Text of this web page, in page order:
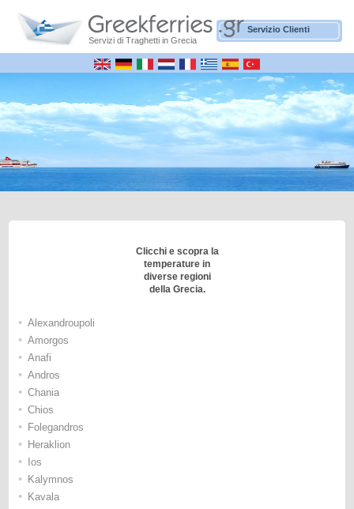
Servizi di Traghetti in Grecia
Servizio Clienti
Clicchi e scopra la
temperature in
diverse regioni
della Grecia.
• Alexandroupoli
• Amorgos
• Anafi
• Andros
• Chania
• Chios
• Folegandros
• Heraklion
• Ios
• Kalymnos
• Kavala